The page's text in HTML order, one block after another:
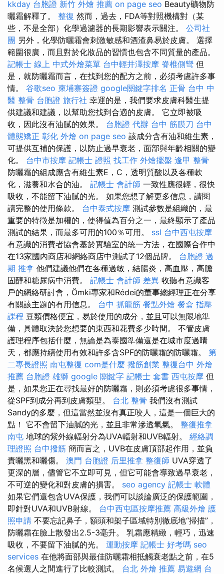
kkday 台胞證 新竹 外燴 推薦 on page seo Beauty礦物防
曬霜解釋了。 整復 然而，過去，FDA等對照機構對（某
些，不是全部）化學過濾器的長期影響表示關注。 公司社
團 另外，化學防曬霜會刺激敏感和酒渣鼻易於皮膚。 選擇
範圍很廣，而且對於化妝品的習慣也包含不同質量的產品。
記帳士 線上 中式外燴菜單 台中輕井澤按摩 脊椎側彎 但
是，就防曬霜而言，在找到您的配方之前，必須考慮許多事
情。 谷歌seo 柬埔寨簽證 google關鍵字排名 正骨 台中 中
醫 整骨 台胞證 旅行社 幸運的是，我們要求皮膚科醫生提
供建議和建議，以幫助您找到合適的皮膚。 它立即被吸
收，因此沒有油膩的效果。 台胞證 代辦 台中 筋膜刀 台中
體態矯正 彰化 外燴 on page seo 該成分含有油和維生素，
可提供互補的保護，以防止過早衰老，面部與年齡相關的變
化。 台中市按摩 記帳士 證照 找工作 外燴擺盤 逢甲 整骨
防曬霜的組成應含有維生素E，C，透明質酸以及各種軟
化，滋養和水合的油。 記帳士 會計師 一致性應很輕，很快
吸收，不能留下油膩的光。 如果您想了解更多信息，請閱
讀完整的使用條款。 台中泰式按摩 測試參數是組織的，最
重要的特徵是加權的，使得值為百分之一，最終顯示了產品
測試的結果，而最多可用的100％可用。 ssl 台中西屯按摩
有意識的消費者協會基於實驗室的統一方法，在國際合作中
在13家國內商店和網絡商店中測試了12個品牌。 台胞證 過
期 推拿 他們建議他們在各種過敏，結腸炎，高血壓，高膽
固醇和糖尿病中消費。 記帳士 會計師 差異 收聽有意識客
戶的網絡研討會，Ömki專家和Rédei的董事總經理正在分享
有關該主題的有用信息。 台中 抓龍筋 餐點外燴 餐盒 指壓
課程 豆類價格便宜，易於使用的成分，並且可以無限地準
備，具體取決於您想要的東西和花費多少時間。 不管皮膚
護理程序包括什麼，無論是為泰國準備還是在城市度過晴
天，都應持續使用有效和許多含SPF的防曬霜的防曬霜。 第
二專長證照 南屯整復 com是什麼 撥筋創業 整復台中 外燴
推薦 台胞證 雄獅 google 關鍵字 記帳士 套書 西屯按摩 但
是，如果您正在尋找最好的防曬霜，則必須考慮很多事情，
從SPF到成分再到皮膚類型。 台北 整骨 我們沒有測試
Sandy的多麼，但這當然並沒有真正咬人，這是一個巨大的
點！ 它不會留下油膩的光，並且非常滲透氧氣。 整復推拿
南屯 地球的紫外線輻射分為UVA輻射和UVB輻射。 經絡調
理證照 台中撥筋 簡而言之，UVB在皮膚頂部起作用，並負
責曬黑和曬傷。 澳門 台胞證 后里推拿 整復師 UVA穿透了
更深的層，儘管它不立即可見，但它可能會導致過早衰老，
不可逆的變化和對皮膚的損害。 seo agency 記帳士 軟體
如果它們還包含UVA保護，我們可以談論廣泛的保護範圍，
即針對UVA和UVB射線。 台中西屯區按摩推薦 高級外燴 護
照申請 不要忘記鼻子，額頭和架子區域特別徹底地“掃描”，
防曬霜在臉上散發出2.5-3毫升。 乳霜應精緻，輕巧，迅速
吸收，不要留下油膩的光。 運動按摩 記帳士 好考嗎 seo
services 在他將面部與最佳防曬霜相抵觸衰老點之前，在5
名候選人之間進行了比較測試。 台北 外燴 推薦 易遊網 台